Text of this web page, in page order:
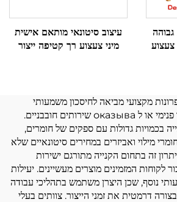
עיצוב סיטונאי מותאם אישית
מיני צעצוע רך קטיפה ייצור
מקצועי מביאה לחיסכון משמעותי
בעלויות בהשוואה לייצור פנימי או ל оказыва שירותים חובבניים.
בכמויות גדולות עם ספקים של חומרים,
מילוי ואביזרים במחירים סיטונאיים שלא
זה בתחום הקנייה מתורגם ישירות
לקוחות המזמינים מוצרים מעשיינים. יעילות
נוסף, שכן היצרן משתמש בתהליכי עבודה
דרמטית את זמני הייצור. צוותים בעלי